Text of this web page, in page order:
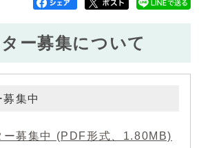
ー募集について
集中
ー募集中 (PDF形式、1.80MB)